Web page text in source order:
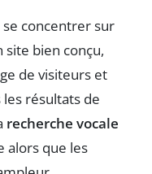
concentrer sur
site bien conçu,
de visiteurs et
résultats de
recherche vocale
alors que les